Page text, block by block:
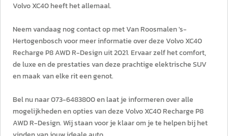
Volvo XC40 heeft het allemaal.
Neem vandaag nog contact op met Van Roosmalen 's-
Hertogenbosch voor meer informatie over deze Volvo XC40
Recharge P8 AWD R-Design uit 2021. Ervaar zelf het comfort,
de luxe en de prestaties van deze prachtige elektrische SUV
en maak van elke rit een genot.
Bel nu naar 073-6483800 en laat je informeren over alle
mogelijkheden en opties van deze Volvo XC40 Recharge P8
AWD R-Design. Wij staan voor je klaar om je te helpen bij het